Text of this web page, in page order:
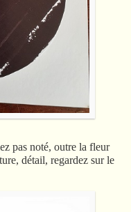
pas noté, outre la fleur
détail, regardez sur le